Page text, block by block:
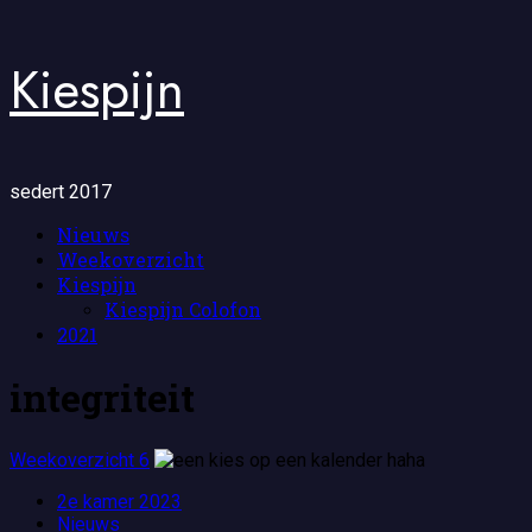
naar
de
Kiespijn
sedert 2017
Primair
menu
Nieuws
Weekoverzicht
Kiespijn
Kiespijn Colofon
2021
integriteit
Weekoverzicht 6
2e kamer 2023
Nieuws